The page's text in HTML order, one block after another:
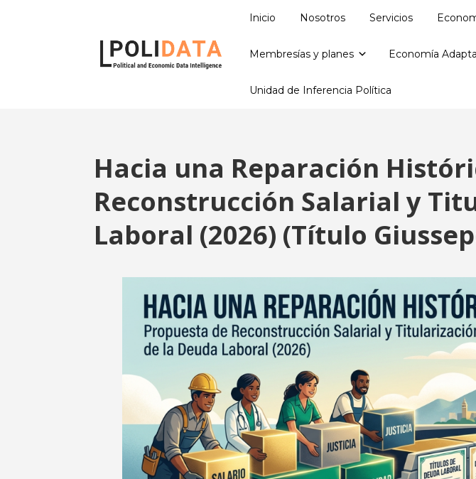
Inicio Nosotros Servicios
Membresías y planes Economía
Unidad de Inferencia Política
Hacia una Reparación
Reconstrucción Salarial y
Laboral (2026) (Título